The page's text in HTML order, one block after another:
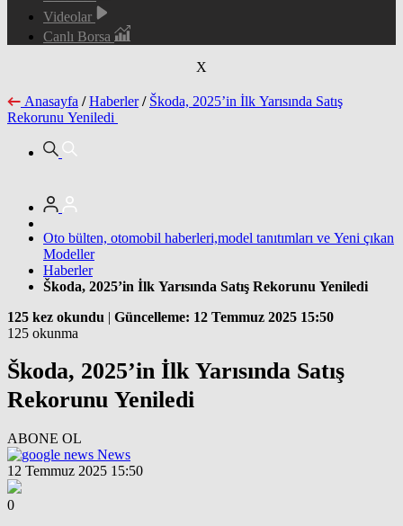
Videolar
Canlı Borsa
X
Anasayfa / Haberler / Škoda, 2025’in İlk Yarısında Satış
Rekorunu Yeniledi
Oto bülten, otomobil haberleri,model tanıtımları ve Yeni çıkan
Modeller
Haberler
Škoda, 2025’in İlk Yarısında Satış Rekorunu Yeniledi
125 kez okundu | Güncelleme: 12 Temmuz 2025 15:50
125 okunma
Škoda, 2025’in İlk Yarısında Satış
Rekorunu Yeniledi
ABONE OL
News
12 Temmuz 2025 15:50
0